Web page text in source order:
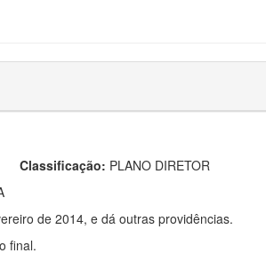
Classificação: PLANO DIRETOR
de 2014, e dá outras providências.
final.